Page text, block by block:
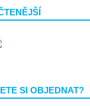
SI OBJEDNAT?